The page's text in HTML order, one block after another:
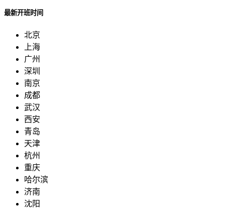
最新开班时间
北京
上海
广州
深圳
南京
成都
武汉
西安
青岛
天津
杭州
重庆
哈尔滨
济南
沈阳